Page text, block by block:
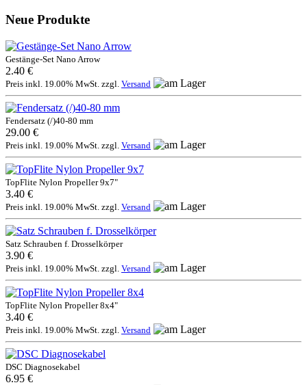
Neue Produkte
Gestänge-Set Nano Arrow
2.40 €
Preis inkl. 19.00% MwSt. zzgl. Versand
Fendersatz (/)40-80 mm
29.00 €
Preis inkl. 19.00% MwSt. zzgl. Versand
TopFlite Nylon Propeller 9x7"
3.40 €
Preis inkl. 19.00% MwSt. zzgl. Versand
Satz Schrauben f. Drosselkörper
3.90 €
Preis inkl. 19.00% MwSt. zzgl. Versand
TopFlite Nylon Propeller 8x4"
3.40 €
Preis inkl. 19.00% MwSt. zzgl. Versand
DSC Diagnosekabel
6.95 €